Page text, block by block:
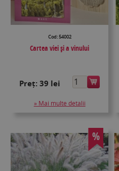
Cod: 54002
Cartea viei și a vinului
Preț:39 lei
» Mai multe detalii
%